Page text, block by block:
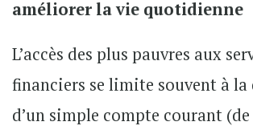
améliorer la vie quotidienne
L’accès des plus pauvres aux
financiers se limite souvent à
d’un simple compte courant